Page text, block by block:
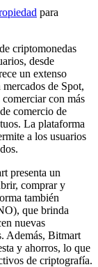
para
criptomonedas
desde
un extenso
de Spot,
con más
comercio de
La plataforma
a los usuarios
presenta un
comprar y
también
que brinda
nuevas
Además, Bitmart
y ahorros, lo que
de criptografía.